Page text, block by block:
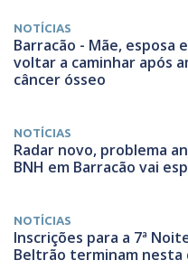
NOTÍCIAS
Barracão - Mãe, esposa
voltar a caminhar após
câncer ósseo
NOTÍCIAS
Radar novo, problema
BNH em Barracão vai
NOTÍCIAS
Inscrições para a 7ª
Beltrão terminam